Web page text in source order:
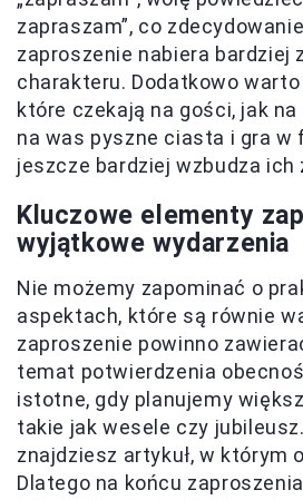
zapraszam”, co
zaproszenie nabiera bardziej
charakteru. Dodatkowo
które czekają na gości, jak na
na was pyszne ciasta i gra w
jeszcze bardziej wzbudza ich
Kluczowe elementy
wyjątkowe wydarzenia
Nie możemy zapominać o
aspektach, które są równie
zaproszenie powinno
temat potwierdzenia
istotne, gdy planujemy
takie jak wesele czy
znajdziesz artykuł, w którym
Dlatego na końcu